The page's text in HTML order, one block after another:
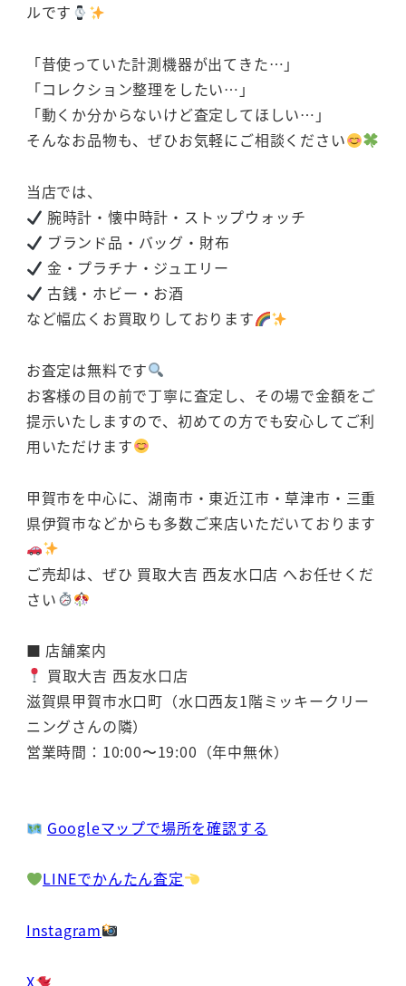
ルです
「昔使っていた計測機器が出てきた…」
「コレクション整理をしたい…」
「動くか分からないけど査定してほしい…」
そんなお品物も、ぜひお気軽にご相談ください
当店では、
腕時計・懐中時計・ストップウォッチ
ブランド品・バッグ・財布
金・プラチナ・ジュエリー
古銭・ホビー・お酒
など幅広くお買取りしております
お査定は無料です
お客様の目の前で丁寧に査定し、その場で金額をご
提示いたしますので、初めての方でも安心してご利
用いただけます
甲賀市を中心に、湖南市・東近江市・草津市・三重
県伊賀市などからも多数ご来店いただいております
ご売却は、ぜひ 買取大吉 西友水口店 へお任せくだ
さい
■ 店舗案内
買取大吉 西友水口店
滋賀県甲賀市水口町（水口西友1階ミッキークリー
ニングさんの隣）
営業時間：10:00〜19:00（年中無休）
Googleマップで場所を確認する
LINEでかんたん査定
Instagram
X